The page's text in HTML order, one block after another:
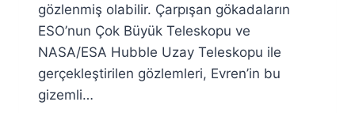
gözlenmiş olabilir. Çarpışan gökadaların
ESO’nun Çok Büyük Teleskopu ve
NASA/ESA Hubble Uzay Teleskopu ile
gerçekleştirilen gözlemleri, Evren’in bu
gizemli…